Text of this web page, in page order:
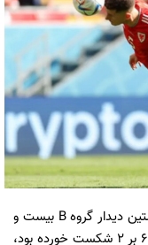
: تیم ملی فوتبال ایران که در نخستین دیدار گروه B بیست و
دومین دوره رقابتهای جام جهانی برابر انگلیس ۶ بر ۲ شکست خورده بود،